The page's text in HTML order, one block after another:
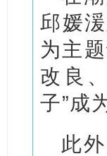
邱媛
为主
改良
子”成
此